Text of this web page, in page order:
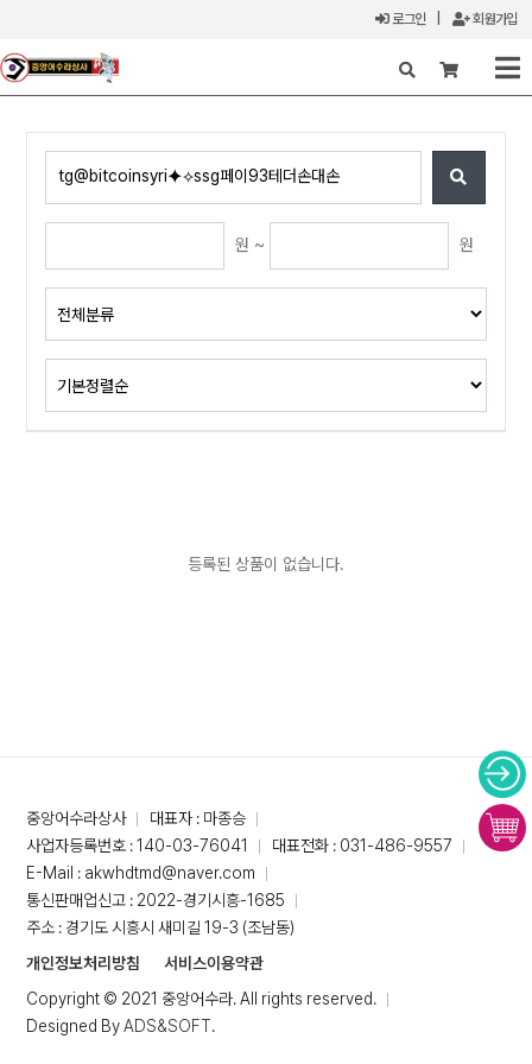
로그인 회원가입
X
원 ~ 원
등록된 상품이 없습니다.
중앙어수라상사
대표자 : 마종승
사업자등록번호 : 140-03-76041
대표전화 : 031-486-9557
E-Mail : akwhdtmd@naver.com
통신판매업신고 : 2022-경기시흥-1685
주소 : 경기도 시흥시 새미길 19-3 (조남동)
개인정보처리방침
서비스이용약관
Copyright © 2021 중앙어수라. All rights reserved.
Designed ByADS&SOFT.